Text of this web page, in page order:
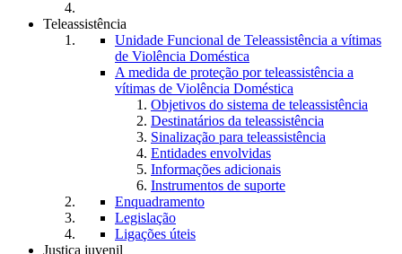
Teleassistência
Unidade Funcional de Teleassistência a vítimas
de Violência Doméstica
A medida de proteção por teleassistência a
vítimas de Violência Doméstica
Objetivos do sistema de teleassistência
Destinatários da teleassistência
Sinalização para teleassistência
Entidades envolvidas
Informações adicionais
Instrumentos de suporte
Enquadramento
Legislação
Ligações úteis
Justiça juvenil